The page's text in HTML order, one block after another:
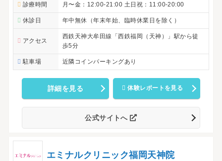
診療時間 月〜金：12:00-21:00 土日祝：11:00-20:00
休診日 年中無休（年末年始、臨時休業日を除く）
アクセス
西鉄天神大牟田線「西鉄福岡（天神）」駅から徒
歩5分
駐車場 近隣コインパーキングあり
詳細を見る 体験レポートを見る
公式サイトへ
エミナルクリニック福岡天神院